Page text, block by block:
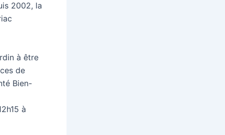
2002, la
à être
de
Bien-
à